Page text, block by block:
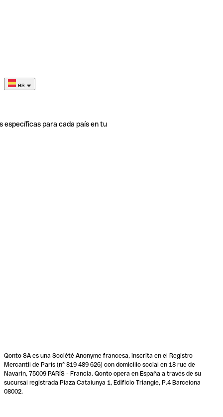
es
específicas para cada país en tu
Qonto SA es una Société Anonyme francesa, inscrita en el Registro
Mercantil de París (n° 819 489 626) con domicilio social en 18 rue de
Navarin, 75009 PARÍS - Francia. Qonto opera en España a través de su
sucursal registrada Plaza Catalunya 1, Edificio Triangle, P.4 Barcelona
08002.